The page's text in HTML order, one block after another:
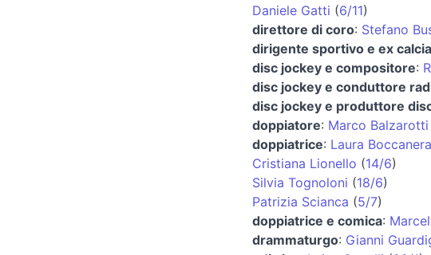
Daniele Gatti (6/11)
direttore di coro: Stefano
dirigente sportivo e ex
disc jockey e compositore:
disc jockey e conduttore
disc jockey e produttore
doppiatore: Marco Balzarotti
doppiatrice: Laura Boccanera
Cristiana Lionello (14/6)
Silvia Tognoloni (18/6)
Patrizia Scianca (5/7)
doppiatrice e comica:
drammaturgo: Gianni